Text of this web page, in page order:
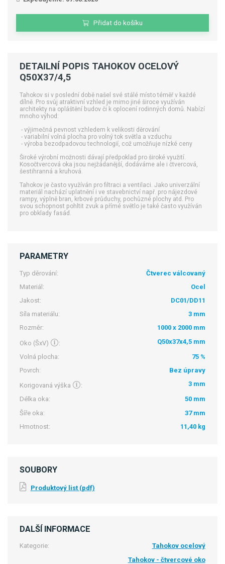
Přidat do košíku
DETAILNÍ POPIS TAHOKOV OCELOVÝ
Q50X37/4,5
Tahokov si v poslední době našel své stálé místo téměř v každé
dílně. Pro svůj atraktivní vzhled je mimo jiné široce využíván
architekty na opláštění budov či k oplocení rodinných domů. Nabízí
mnoho výhod:
- výjimečná pevnost vzhledem k velikosti děrování
- variabilní volná plocha pro volný tok světla a vzduchu
- výroba bezodpadovou technologií, což umožňuje nízké ceny
Široké výrobní možnosti dávají předpoklad pro široké využití.
Kosočtvercová oka jsou nejžádanější, dodáváme ale i čtvercová,
šestihranná a kruhová.
Tahokov je často využíván pro filtraci a ventilaci. Jako univerzální
materiál nachází uplatnění i ve stavebnictví např. pro nájezdové
rampy, výplně bran, krbové průduchy, pochůzné plochy atd. Pro
svou schopnost pohltit zvuk a přímé světlo je také často využíván
pro obklady fasád.
PARAMETRY
Typ děrování:
Čtverec válcovaný
Materiál:
Ocel
Jakost:
DC01/DD11
Síla materiálu:
3 mm
Rozměr:
1000 x 2000 mm
Oko (ŠxV) : Q50x37x4,5 mm
Volná plocha:
75 %
Povrch:
Bez úpravy
Korigovaná výška : 3 mm
Délka oka:
50 mm
Šíře oka:
37 mm
Hmotnost:
11,40 kg
SOUBORY
Produktový list (pdf)
DALŠÍ INFORMACE
Kategorie:
Tahokov ocelový
Tahokov - čtvercové oko